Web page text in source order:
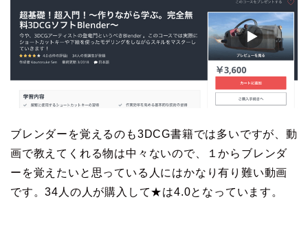
ブレンダーを覚えるのも3DCG書籍では多いですが、動
画で教えてくれる物は中々ないので、１からブレンダ
ーを覚えたいと思っている人にはかなり有り難い動画
です。34人の人が購入して★は4.0となっています。